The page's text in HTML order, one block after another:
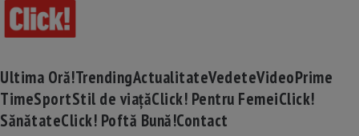
Ultima Oră!TrendingActualitateVedeteVideoPrime
TimeSportStil de viațăClick! Pentru FemeiClick!
SănătateClick! Poftă Bună!Contact